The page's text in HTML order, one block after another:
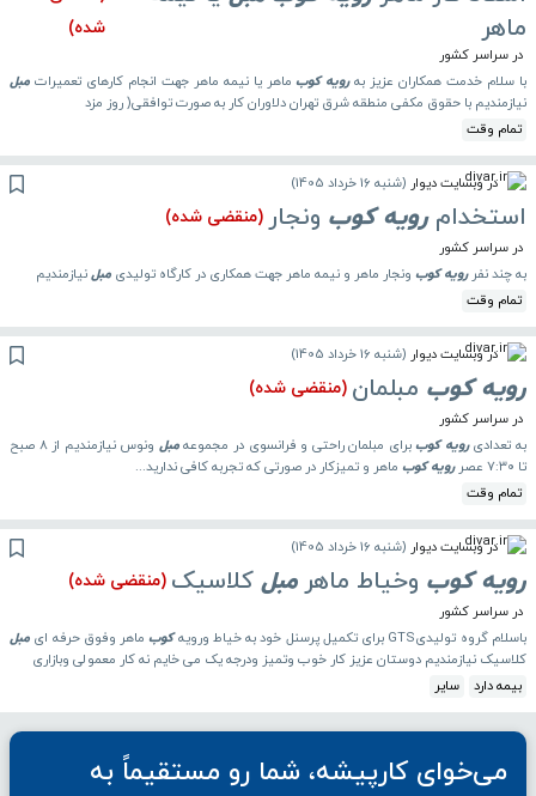
ماهر
شده)
در سراسر کشور
با سلام خدمت همکاران عزیز بهرویه کوبماهر یا نیمه ماهر جهت انجام کارهای تعمیرات مبل
نیازمندیم با حقوق مکفی منطقه شرق تهران دلاوران کار به صورت توافقی( روز مزد
تمام وقت
در وبسایت دیوار (شنبه 16 خرداد 1405 )
استخدامرویه کوب ونجار (منقضی شده)
در سراسر کشور
به چند نفررویه کوب ونجار ماهر و نیمه ماهر جهت همکاری در کارگاه تولیدی مبلنیازمندیم
تمام وقت
در وبسایت دیوار (شنبه 16 خرداد 1405 )
رویه کوب مبلمان (منقضی شده)
در سراسر کشور
به تعدادیرویه کوببرای مبلمان راحتی و فرانسوی در مجموعهمبل
ونوس نیازمندیم از ۸ صبح
تا ۷:۳۰ عصر
رویه کوب ماهر و تمیزکار در صورتی که تجربه کافی ندارید...
تمام وقت
در وبسایت دیوار (شنبه 16 خرداد 1405 )
رویه کوب وخیاط ماهرمبل کلاسیک (منقضی شده)
در سراسر کشور
باسلام گروه تولیدیGTS برای تکمیل پرسنل خود به خیاط ورویه
کوبماهر وفوق حرفه ای مبل
کلاسیک نیازمندیم دوستان عزیز کار خوب وتمیز ودرجه یک می خایم نه کار معمولی وبازاری
بیمه دارد
سایر
می‌خوای کارپیشه، شما رو مستقیماً به